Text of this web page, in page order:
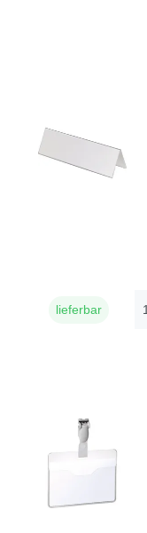
lieferbar